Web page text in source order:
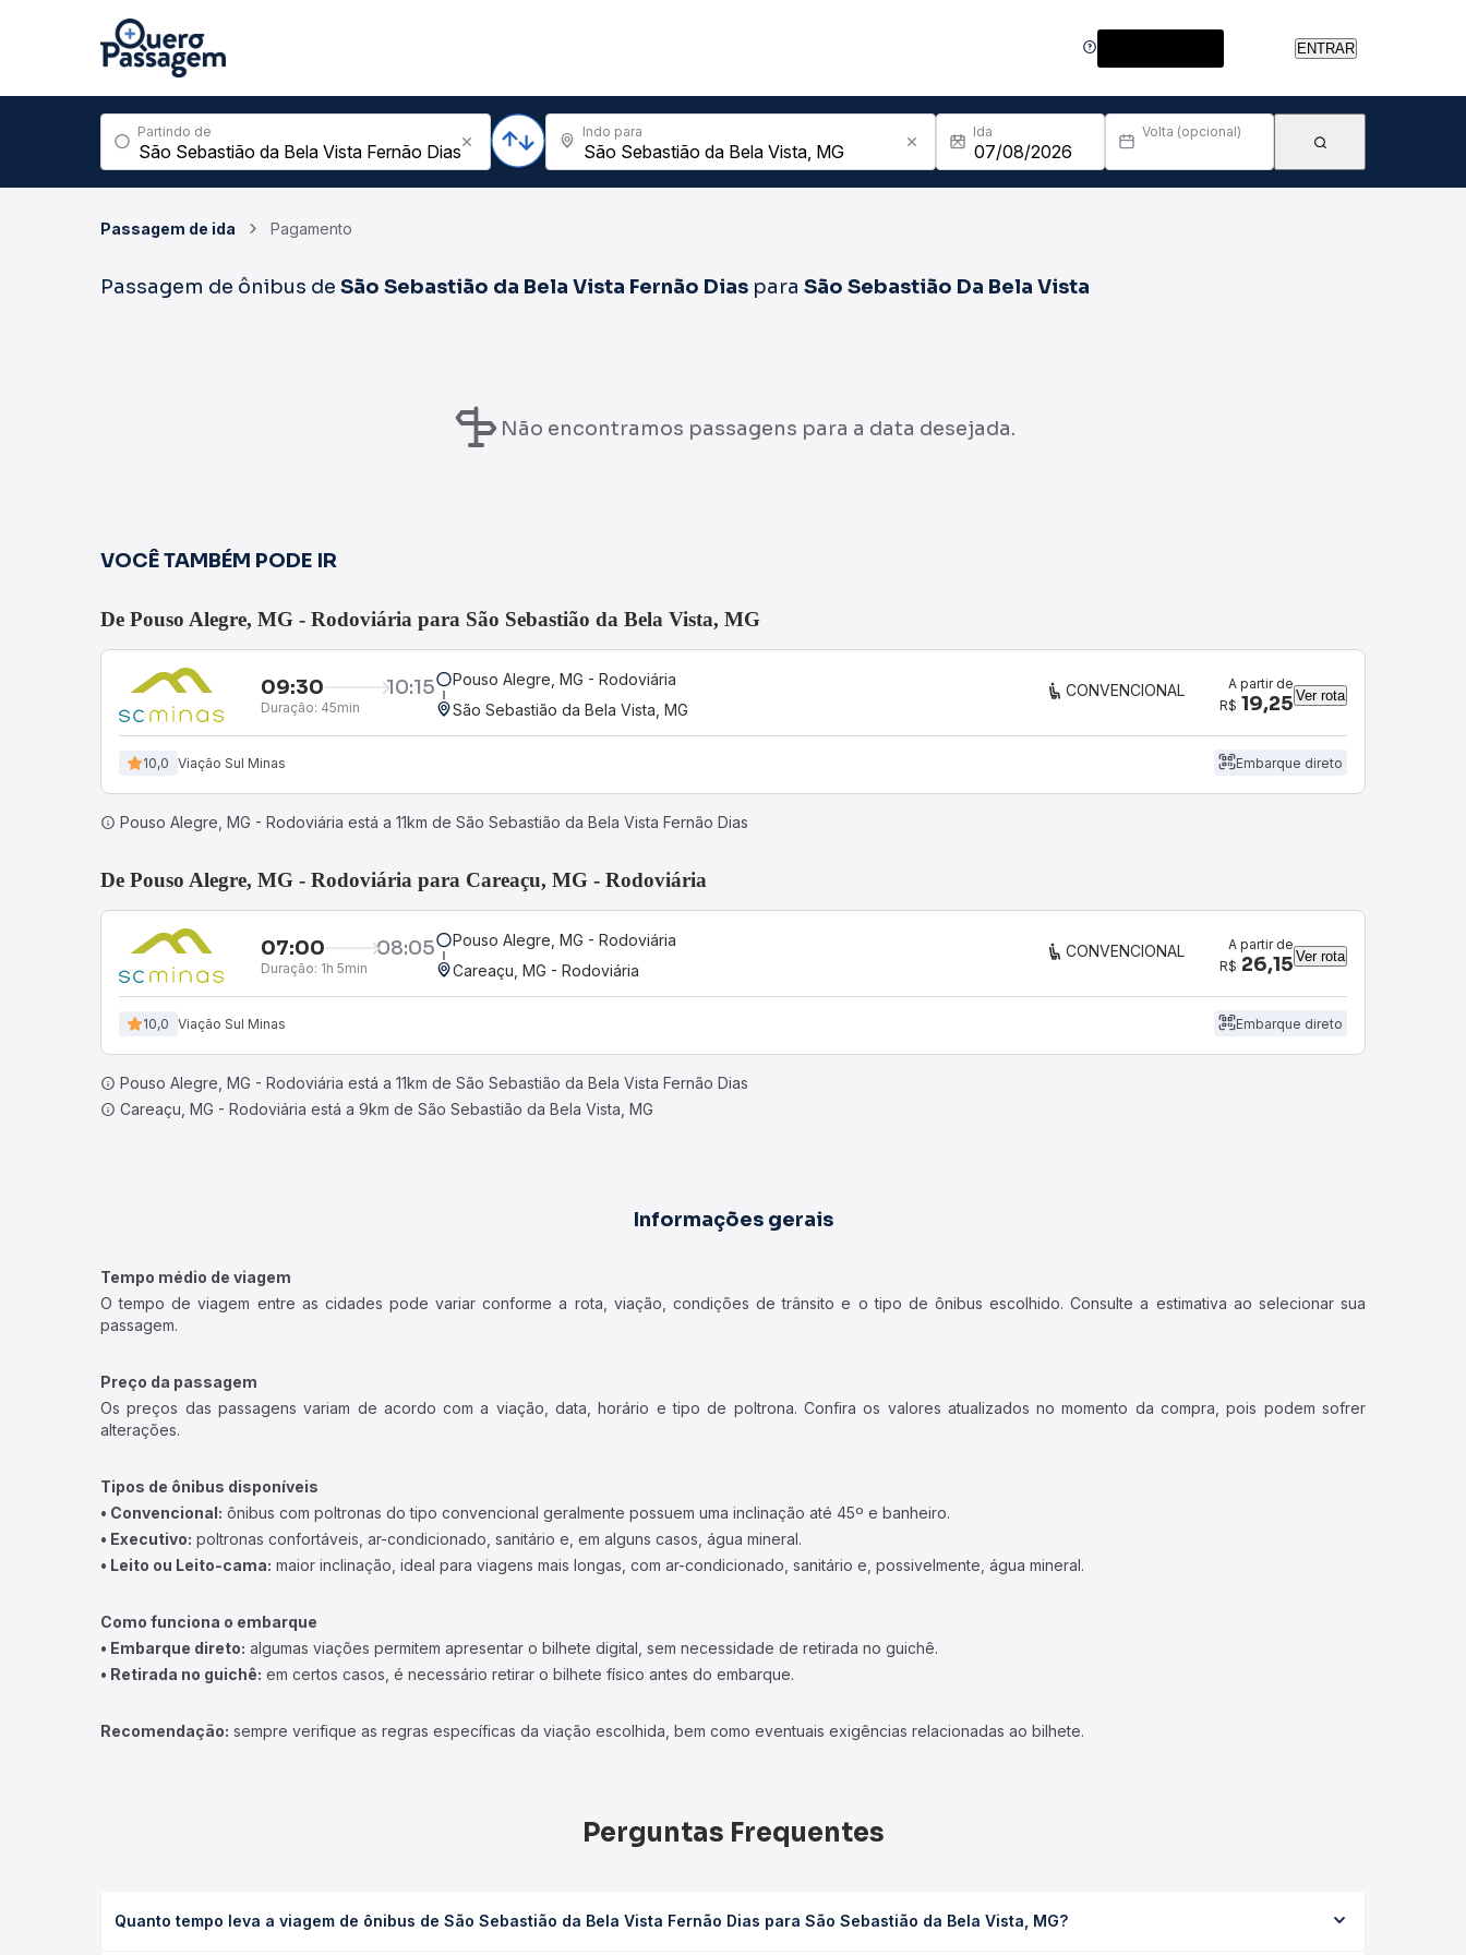
ENTRAR
Partindo de Indo para Ida Volta (opcional)
Passagem de ida Pagamento
Passagem de ônibus de São Sebastião da Bela Vista Fernão Dias para São Sebastião Da Bela Vista
Não encontramos passagens para a data desejada.
VOCÊ TAMBÉM PODE IR
De Pouso Alegre, MG - Rodoviária para São Sebastião da Bela Vista, MG
09:30 10:15
Duração: 45min
Pouso Alegre, MG - Rodoviária
São Sebastião da Bela Vista, MG
CONVENCIONAL
A partir de
R$ 19,25 Ver rota
10,0 Viação Sul Minas Embarque direto
Pouso Alegre, MG - Rodoviária está a 11km de São Sebastião da Bela Vista Fernão Dias
De Pouso Alegre, MG - Rodoviária para Careaçu, MG - Rodoviária
07:00 08:05
Duração: 1h 5min
Pouso Alegre, MG - Rodoviária
Careaçu, MG - Rodoviária
CONVENCIONAL
A partir de
R$ 26,15 Ver rota
10,0 Viação Sul Minas Embarque direto
Pouso Alegre, MG - Rodoviária está a 11km de São Sebastião da Bela Vista Fernão Dias
Careaçu, MG - Rodoviária está a 9km de São Sebastião da Bela Vista, MG
Informações gerais
Tempo médio de viagem
O tempo de viagem entre as cidades pode variar conforme a rota, viação, condições de trânsito e o tipo de ônibus escolhido. Consulte a estimativa ao selecionar sua
passagem.
Preço da passagem
Os preços das passagens variam de acordo com a viação, data, horário e tipo de poltrona. Confira os valores atualizados no momento da compra, pois podem sofrer
alterações.
Tipos de ônibus disponíveis
• Convencional: ônibus com poltronas do tipo convencional geralmente possuem uma inclinação até 45º e banheiro.
• Executivo: poltronas confortáveis, ar-condicionado, sanitário e, em alguns casos, água mineral.
• Leito ou Leito-cama: maior inclinação, ideal para viagens mais longas, com ar-condicionado, sanitário e, possivelmente, água mineral.
Como funciona o embarque
• Embarque direto: algumas viações permitem apresentar o bilhete digital, sem necessidade de retirada no guichê.
• Retirada no guichê: em certos casos, é necessário retirar o bilhete físico antes do embarque.
Recomendação: sempre verifique as regras específicas da viação escolhida, bem como eventuais exigências relacionadas ao bilhete.
Perguntas Frequentes
Quanto tempo leva a viagem de ônibus de São Sebastião da Bela Vista Fernão Dias para São Sebastião da Bela Vista, MG?